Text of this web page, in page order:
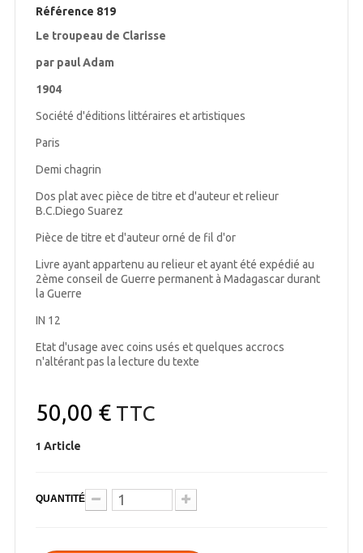
Référence 819
Le troupeau de Clarisse
par paul Adam
1904
Société d'éditions littéraires et artistiques
Paris
Demi chagrin
Dos plat avec pièce de titre et d'auteur et relieur
B.C.Diego Suarez
Pièce de titre et d'auteur orné de fil d'or
Livre ayant appartenu au relieur et ayant été expédié au
2ème conseil de Guerre permanent à Madagascar durant
la Guerre
IN 12
Etat d'usage avec coins usés et quelques accrocs
n'altérant pas la lecture du texte
50,00 €TTC
1 Article
QUANTITÉ